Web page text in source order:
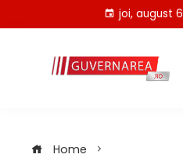
to
joi, august 6
Home